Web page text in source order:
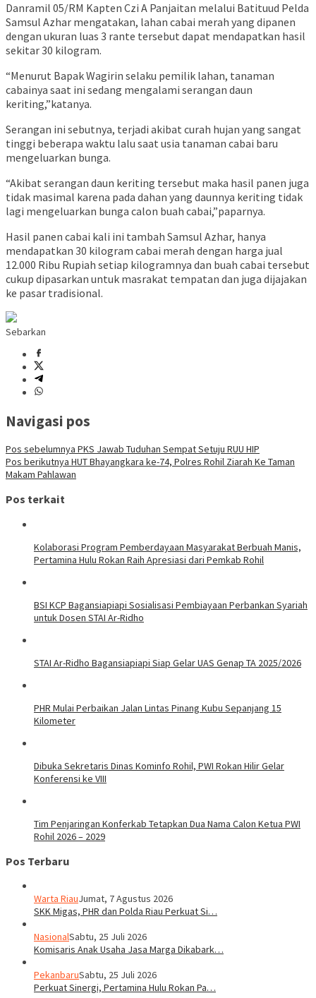
Danramil 05/RM Kapten Czi A Panjaitan melalui Batituud Pelda
Samsul Azhar mengatakan, lahan cabai merah yang dipanen
dengan ukuran luas 3 rante tersebut dapat mendapatkan hasil
sekitar 30 kilogram.
“Menurut Bapak Wagirin selaku pemilik lahan, tanaman
cabainya saat ini sedang mengalami serangan daun
keriting,”katanya.
Serangan ini sebutnya, terjadi akibat curah hujan yang sangat
tinggi beberapa waktu lalu saat usia tanaman cabai baru
mengeluarkan bunga.
“Akibat serangan daun keriting tersebut maka hasil panen juga
tidak masimal karena pada dahan yang daunnya keriting tidak
lagi mengeluarkan bunga calon buah cabai,”paparnya.
Hasil panen cabai kali ini tambah Samsul Azhar, hanya
mendapatkan 30 kilogram cabai merah dengan harga jual
12.000 Ribu Rupiah setiap kilogramnya dan buah cabai tersebut
cukup dipasarkan untuk masrakat tempatan dan juga dijajakan
ke pasar tradisional.
Sebarkan
Navigasi pos
Pos sebelumnya PKS Jawab Tuduhan Sempat Setuju RUU HIP
Pos berikutnya HUT Bhayangkara ke-74, Polres Rohil Ziarah Ke Taman
Makam Pahlawan
Pos terkait
Kolaborasi Program Pemberdayaan Masyarakat Berbuah Manis,
Pertamina Hulu Rokan Raih Apresiasi dari Pemkab Rohil
BSI KCP Bagansiapiapi Sosialisasi Pembiayaan Perbankan Syariah
untuk Dosen STAI Ar-Ridho
STAI Ar-Ridho Bagansiapiapi Siap Gelar UAS Genap TA 2025/2026
PHR Mulai Perbaikan Jalan Lintas Pinang Kubu Sepanjang 15
Kilometer
Dibuka Sekretaris Dinas Kominfo Rohil, PWI Rokan Hilir Gelar
Konferensi ke VIII
Tim Penjaringan Konferkab Tetapkan Dua Nama Calon Ketua PWI
Rohil 2026 – 2029
Pos Terbaru
Warta RiauJumat, 7 Agustus 2026
SKK Migas, PHR dan Polda Riau Perkuat Si…
NasionalSabtu, 25 Juli 2026
Komisaris Anak Usaha Jasa Marga Dikabark…
PekanbaruSabtu, 25 Juli 2026
Perkuat Sinergi, Pertamina Hulu Rokan Pa…